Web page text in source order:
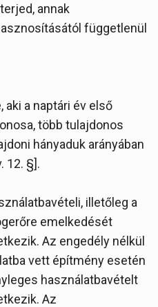
annak
függetlenül
aki a naptári év első
több tulajdonos
hányaduk arányában
12. §].
illetőleg a
emelkedését
Az engedély nélkül
vett építmény esetén
használatbavételt
Az